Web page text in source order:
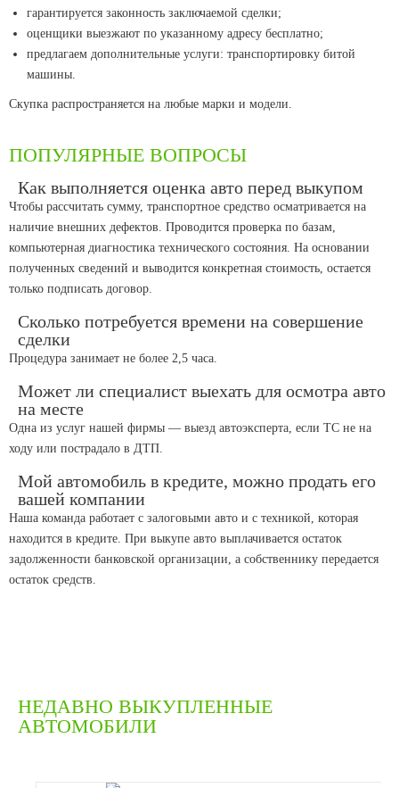
гарантируется законность заключаемой сделки;
оценщики выезжают по указанному адресу бесплатно;
предлагаем дополнительные услуги: транспортировку битой
машины.
Скупка распространяется на любые марки и модели.
ПОПУЛЯРНЫЕ ВОПРОСЫ
Как выполняется оценка авто перед выкупом
Чтобы рассчитать сумму, транспортное средство осматривается на
наличие внешних дефектов. Проводится проверка по базам,
компьютерная диагностика технического состояния. На основании
полученных сведений и выводится конкретная стоимость, остается
только подписать договор.
Сколько потребуется времени на совершение
сделки
Процедура занимает не более 2,5 часа.
Может ли специалист выехать для осмотра авто
на месте
Одна из услуг нашей фирмы — выезд автоэксперта, если ТС не на
ходу или пострадало в ДТП.
Мой автомобиль в кредите, можно продать его
вашей компании
Наша команда работает с залоговыми авто и с техникой, которая
находится в кредите. При выкупе авто выплачивается остаток
задолженности банковской организации, а собственнику передается
остаток средств.
НЕДАВНО ВЫКУПЛЕННЫЕ
АВТОМОБИЛИ